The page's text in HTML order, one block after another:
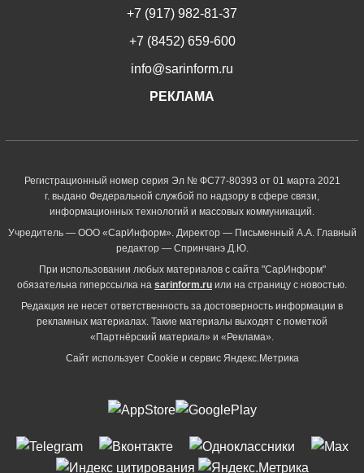
+7 (917) 982-81-37
+7 (8452) 659-600
info@sarinform.ru
РЕКЛАМА
Регистрационный номер серия Эл № ФС77-80393 от 01 марта 2021
г. выдано Федеральной службой по надзору в сфере связи,
информационных технологий и массовых коммуникаций.
Учредитель — ООО «СарИнформ». Директор — Письменный А.А. Главный
редактор — Спринчанэ Д.Ю.
При использовании любых материалов с сайта "СарИнформ"
обязательна гиперссылка на sarinform.ru или на страницу с новостью.
Редакция не несет ответственность за достоверность информации в
рекламных материалах. Такие материалы выходят с пометкой
«Партнёрский материал» и «Реклама».
Сайт использует Cookie и сервиc Яндекс.Метрика